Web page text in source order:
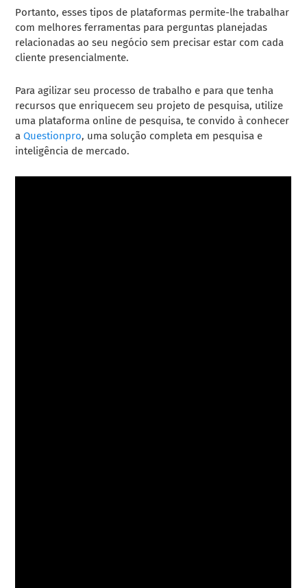
Portanto, esses tipos de plataformas permite-lhe trabalhar
com melhores ferramentas para perguntas planejadas
relacionadas ao seu negócio sem precisar estar com cada
cliente presencialmente.
Para agilizar seu processo de trabalho e para que tenha
recursos que enriquecem seu projeto de pesquisa, utilize
uma plataforma online de pesquisa, te convido à conhecer
a Questionpro, uma solução completa em pesquisa e
inteligência de mercado.